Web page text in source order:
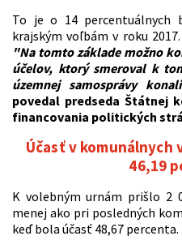
To je o 14 percentuálnych
krajským voľbám v roku
"Na tomto základe možno
účelov, ktorý smeroval k
územnej samosprávy
povedal predseda Štátnej
financovania politických
Účasť v
46,19
K volebným urnám prišlo 2
menej ako pri posledných
keď bola účasť 48,67 percenta.